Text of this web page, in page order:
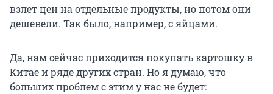
взлет цен на отдельные продукты, но потом они
дешевели. Так было, например, с яйцами.
Да, нам сейчас приходится покупать картошку в
Китае и ряде других стран. Но я думаю, что
больших проблем с этим у нас не будет: